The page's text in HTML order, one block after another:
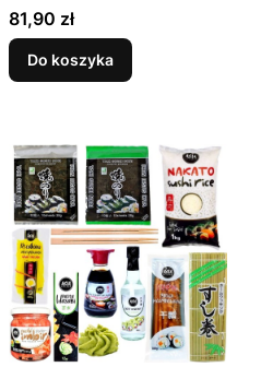
SAJGONEK Sajgonki
Spring Rolls 10
Produktów
Cena
81,90 zł
Do koszyka